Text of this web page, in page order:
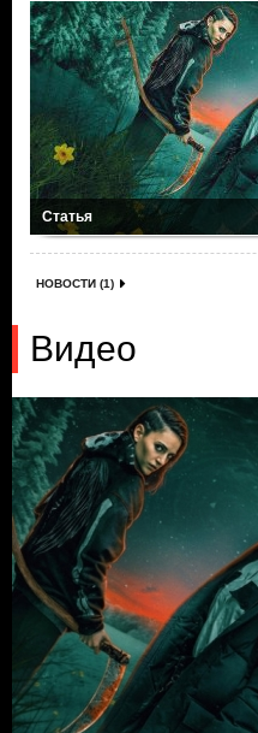
Статья
НОВОСТИ (1)
Видео